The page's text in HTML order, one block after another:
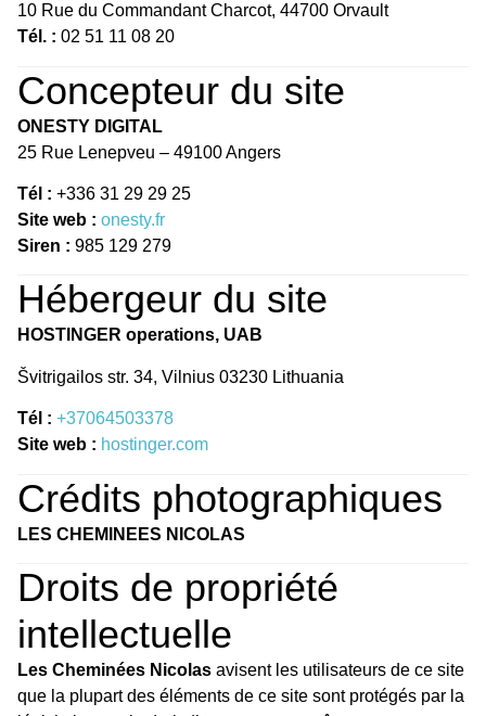
10 Rue du Commandant Charcot, 44700 Orvault
Tél. : 02 51 11 08 20
Concepteur du site
ONESTY DIGITAL
25 Rue Lenepveu – 49100 Angers
Tél : +336 31 29 29 25
Site web : onesty.fr
Siren : 985 129 279
Hébergeur du site
HOSTINGER operations, UAB
Švitrigailos str. 34, Vilnius 03230 Lithuania
Tél : +37064503378
Site web : hostinger.com
Crédits photographiques
LES CHEMINEES NICOLAS
Droits de propriété
intellectuelle
Les Cheminées Nicolas avisent les utilisateurs de ce site
que la plupart des éléments de ce site sont protégés par la